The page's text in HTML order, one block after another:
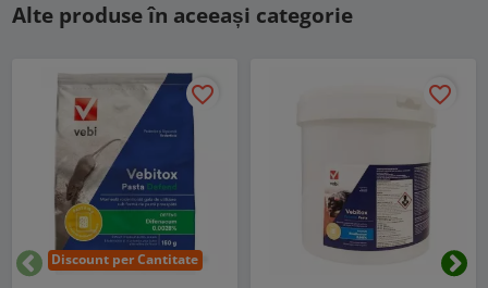
Alte produse în aceeași categorie
Discount per Cantitate
favorite_border favorite_border